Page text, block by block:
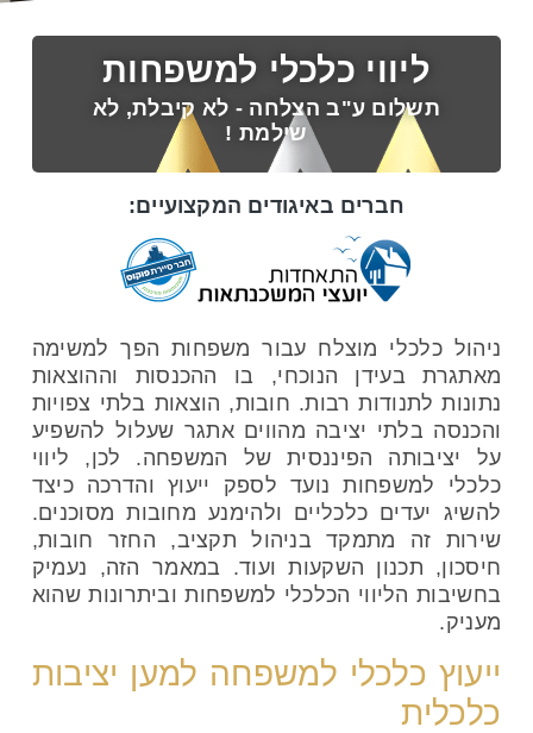
ליווי כלכלי למשפחות
תשלום ע"ב הצלחה - לא קיבלת, לא
שילמת !
חברים באיגודים המקצועיים:
ניהול כלכלי מוצלח עבור משפחות הפך למשימה
מאתגרת בעידן הנוכחי, בו ההכנסות וההוצאות
נתונות לתנודות רבות. חובות, הוצאות בלתי צפויות
והכנסה בלתי יציבה מהווים אתגר שעלול להשפיע
על יציבותה הפיננסית של המשפחה. לכן, ליווי
כלכלי למשפחות נועד לספק ייעוץ והדרכה כיצד
להשיג יעדים כלכליים ולהימנע מחובות מסוכנים.
שירות זה מתמקד בניהול תקציב, החזר חובות,
חיסכון, תכנון השקעות ועוד. במאמר הזה, נעמיק
בחשיבות הליווי הכלכלי למשפחות וביתרונות שהוא
מעניק.
ייעוץ כלכלי למשפחה למען יציבות
כלכלית